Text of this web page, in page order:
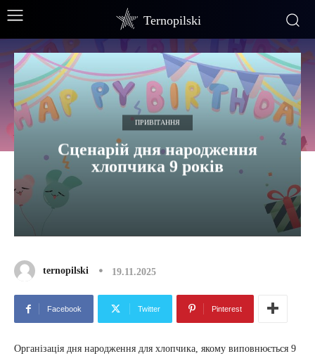
Ternopilski
ПРИВІТАННЯ
Сценарій дня народження
хлопчика 9 років
ternopilski 19.11.2025
Facebook Twitter Pinterest
Організація дня народження для хлопчика, якому виповнюється 9